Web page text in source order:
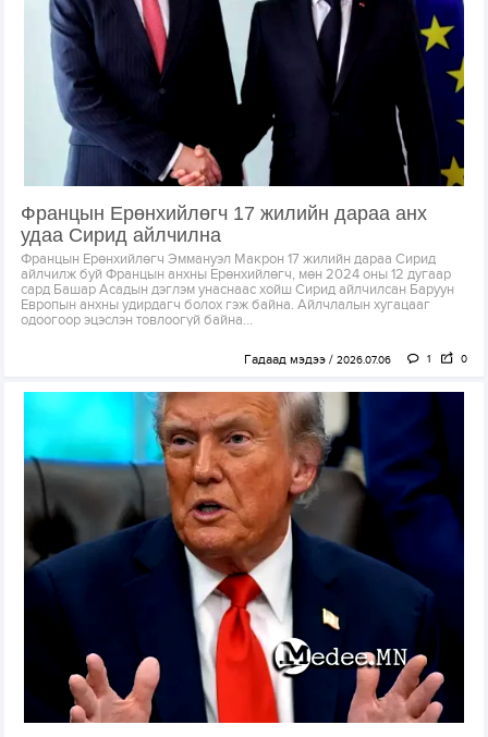
Францын Ерөнхийлөгч 17 жилийн дараа анх
удаа Сирид айлчилна
Францын Ерөнхийлөгч Эммануэл Макрон 17 жилийн дараа Сирид
айлчилж буй Францын анхны Ерөнхийлөгч, мөн 2024 оны 12 дугаар
сард Башар Асадын дэглэм унаснаас хойш Сирид айлчилсан Баруун
Европын анхны удирдагч болох гэж байна. Айлчлалын хугацааг
одоогоор эцэслэн товлоогүй байна...
Гадаад мэдээ 2026.07.06 1 0